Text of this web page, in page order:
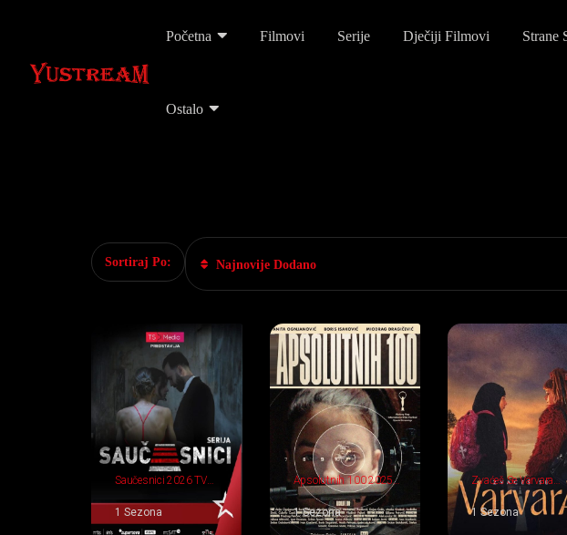
Početna Filmovi Serije Dječiji Filmovi Strane
Ostalo
Sortiraj Po: Najnovije Dodano
Saučesnici 2026 TV
1 Sezona
Apsolutnih 100 2025
TV Serija
1 Sezona
Zvaćeš Se Varvara
2026 TV Serija
1 Sezona